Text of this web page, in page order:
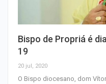
Bispo de Propriá é
19
20 jul, 2020
O Bispo diocesano, dom